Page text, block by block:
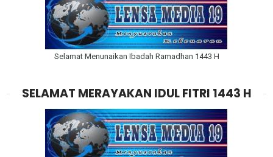
Selamat Menunaikan Ibadah Ramadhan 1443 H
SELAMAT MERAYAKAN IDUL FITRI 1443 H